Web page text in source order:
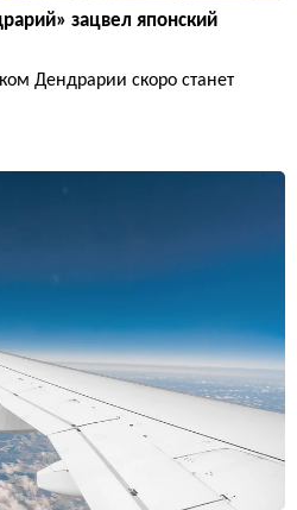
зацвел японский
Дендрарии скоро станет